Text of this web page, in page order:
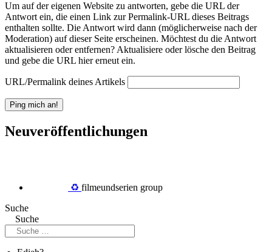
Um auf der eigenen Website zu antworten, gebe die URL der
Antwort ein, die einen Link zur Permalink-URL dieses Beitrags
enthalten sollte. Die Antwort wird dann (möglicherweise nach der
Moderation) auf dieser Seite erscheinen. Möchtest du die Antwort
aktualisieren oder entfernen? Aktualisiere oder lösche den Beitrag
und gebe die URL hier erneut ein.
URL/Permalink deines Artikels
Neuveröffentlichungen
♻️ filmeundserien group
Suche
Suche